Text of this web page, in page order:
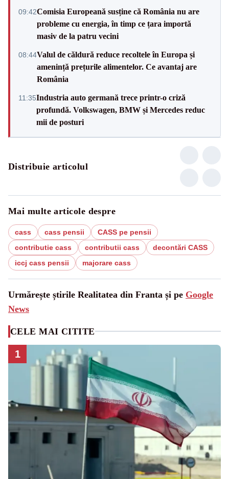
09:42Comisia Europeană susține că România nu are
probleme cu energia, în timp ce țara importă
masiv de la patru vecini
08:44Valul de căldură reduce recoltele în Europa și
amenință prețurile alimentelor. Ce avantaj are
România
11:35Industria auto germană trece printr-o criză
profundă. Volkswagen, BMW și Mercedes reduc
mii de posturi
Distribuie articolul
Mai multe articole despre
cass cass pensii
CASS pe pensii
contributie cass
contributii cass
decontări CASS
iccj cass pensii
majorare cass
Urmărește știrile Realitatea din Franta și pe Google
News
CELE MAI CITITE
1